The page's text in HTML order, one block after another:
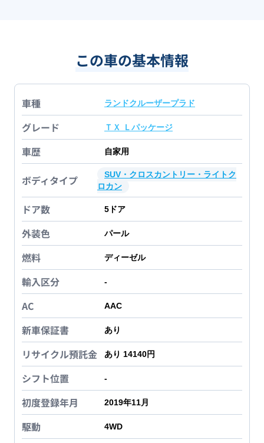
この車の基本情報
車種 ランドクルーザープラド
グレード ＴＸ Ｌパッケージ
車歴 自家用
ボディタイプ
SUV・クロスカントリー・ライトク
ロカン
ドア数 5 ドア
外装色 パール
燃料 ディーゼル
輸入区分 -
AC AAC
新車保証書 あり
リサイクル預託金 あり 14140円
シフト位置 -
初度登録年月 2019年11月
駆動 4WD